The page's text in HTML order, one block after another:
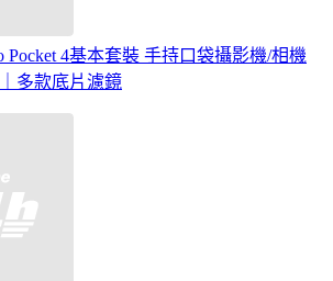
Pocket 4基本套裝 手持口袋攝影機/相機
多款底片濾鏡